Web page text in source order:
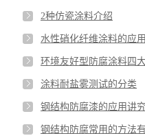
2种仿瓷涂料介绍
水性硝化纤维涂料的应用
环境友好型防腐涂料四
涂料耐盐雾测试的分类
钢结构防腐漆的应用讲